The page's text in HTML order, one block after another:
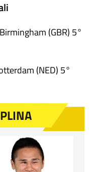
(GBR) 5°
(NED) 5°